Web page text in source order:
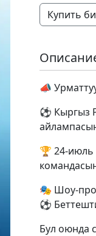
Купить
📣
⚽️ Кыргыз
🏆 24-июль
🎭 Шоу-
⚽️
Бул оюнда